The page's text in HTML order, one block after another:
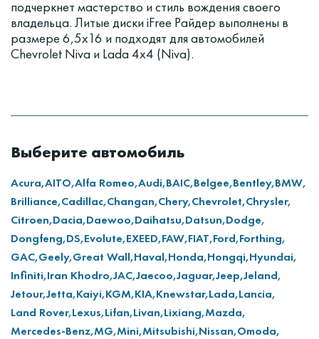
подчеркнет мастерство и стиль вождения своего
владельца. Литые диски iFree Райдер выполнены в
размере 6,5х16 и подходят для автомобилей
Chevrolet Niva и Lada 4x4 (Niva).
Выберите автомобиль
Acura,AITO,Alfa Romeo,Audi,BAIC,Belgee,Bentley,BMW,
Brilliance,Cadillac,Changan,Chery,Chevrolet,Chrysler,
Citroen,Dacia,Daewoo,Daihatsu,Datsun,Dodge,
Dongfeng,DS,Evolute,EXEED,FAW,FIAT,Ford,Forthing,
GAC,Geely,Great Wall,Haval,Honda,Hongqi,Hyundai,
Infiniti,Iran Khodro,JAC,Jaecoo,Jaguar,Jeep,Jeland,
Jetour,Jetta,Kaiyi,KGM,KIA,Knewstar,Lada,Lancia,
Land Rover,Lexus,Lifan,Livan,Lixiang,Mazda,
Mercedes-Benz,MG,Mini,Mitsubishi,Nissan,Omoda,